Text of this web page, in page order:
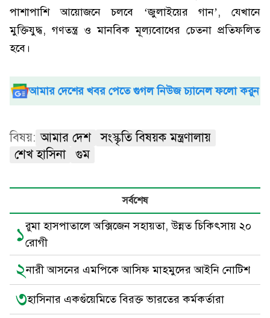
পাশাপাশি আয়োজনে চলবে ‘জুলাইয়ের গান’, যেখানে
মুক্তিযুদ্ধ, গণতন্ত্র ও মানবিক মূল্যবোধের চেতনা প্রতিফলিত
হবে।
আমার দেশের খবর পেতে গুগল নিউজ চ্যানেল ফলো করুন
বিষয়: আমার দেশ
সংস্কৃতি বিষয়ক মন্ত্রণালায়
শেখ হাসিনা
গুম
সর্বশেষ
১রুমা হাসপাতালে অক্সিজেন সহায়তা, উন্নত চিকিৎসায় ২০
রোগী
২নারী আসনের এমপিকে আসিফ মাহমুদের আইনি নোটিশ
৩হাসিনার একগুঁয়েমিতে বিরক্ত ভারতের কর্মকর্তারা